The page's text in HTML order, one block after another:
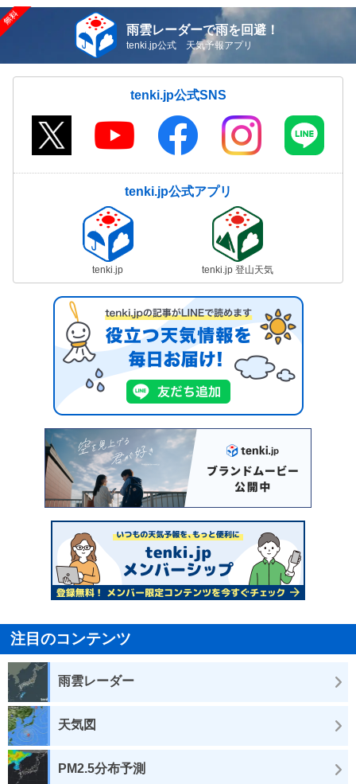
雨雲レーダーで雨を回避！
tenki.jp公式 天気予報アプリ
tenki.jp公式SNS
tenki.jp公式アプリ
tenki.jp tenki.jp 登山天気
注目のコンテンツ
雨雲レーダー
天気図
PM2.5分布予測